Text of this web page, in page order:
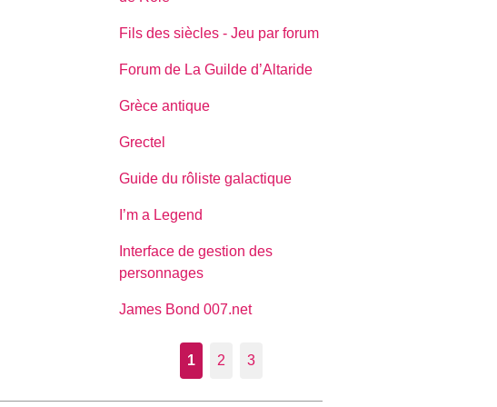
Fils des siècles - Jeu par forum
Forum de La Guilde d’Altaride
Grèce antique
Grectel
Guide du rôliste galactique
I’m a Legend
Interface de gestion des
personnages
James Bond 007.net
1 2 3